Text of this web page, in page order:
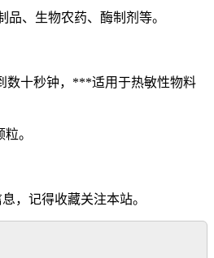
、生物农药、酶制剂等。
数十秒钟，***适用于热敏性物料
。
，记得收藏关注本站。